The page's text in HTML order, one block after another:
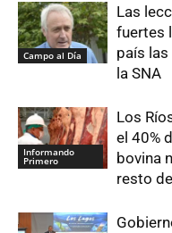
Campo al Día
Las
fuertes
país
la SNA
Informando
Primero
Los
el 40%
bovina
resto